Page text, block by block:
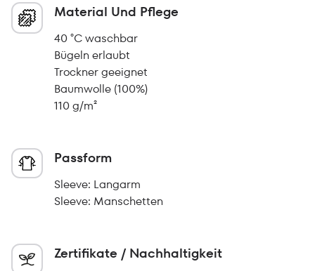
Material Und Pflege
40 °C waschbar
Bügeln erlaubt
Trockner geeignet
Baumwolle (100%)
110 g/m²
Passform
Sleeve: Langarm
Sleeve: Manschetten
Zertifikate / Nachhaltigkeit